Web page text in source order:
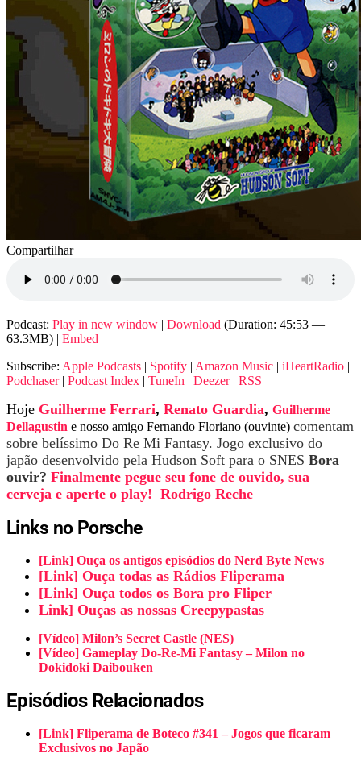
Compartilhar
Podcast: Play in new window | Download (Duration: 45:53 —
63.3MB) | Embed
Subscribe: Apple Podcasts | Spotify | Amazon Music | iHeartRadio |
Podchaser| Podcast Index | TuneIn | Deezer| RSS
Hoje Guilherme Ferrari, Renato Guardia, Guilherme
Dellagustin e nosso amigo Fernando Floriano (ouvinte) comentam
sobre belíssimo Do Re Mi Fantasy. Jogo exclusivo do
japão desenvolvido pela Hudson Soft para o SNES Bora
ouvir? Finalmente pegue seu fone de ouvido, sua
cerveja e aperte o play! Rodrigo Reche
Links no Porsche
[Link] Ouça os antigos episódios do Nerd Byte News
[Link] Ouça todas as Rádios Fliperama
[Link] Ouça todos os Bora pro Fliper
Link] Ouças as nossas Creepypastas
[Vídeo] Milon’s Secret Castle (NES)
[Vídeo] Gameplay Do-Re-Mi Fantasy – Milon no
Dokidoki Daibouken
Episódios Relacionados
[Link] Fliperama de Boteco #341 – Jogos que ficaram
Exclusivos no Japão